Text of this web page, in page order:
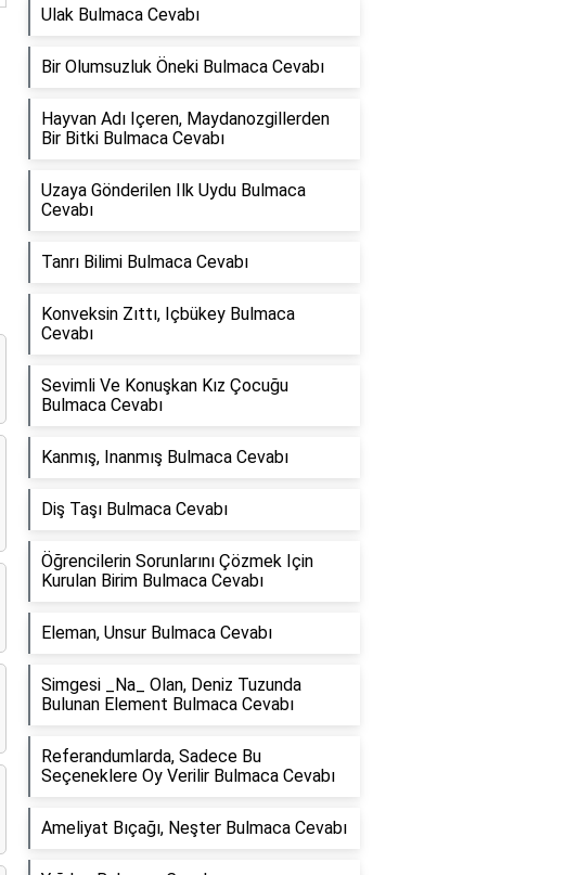
Ulak Bulmaca Cevabı
Bir Olumsuzluk Öneki Bulmaca Cevabı
Hayvan Adı Içeren, Maydanozgillerden
Bir Bitki Bulmaca Cevabı
Uzaya Gönderilen Ilk Uydu Bulmaca
Cevabı
Tanrı Bilimi Bulmaca Cevabı
Konveksin Zıttı, Içbükey Bulmaca
Cevabı
Sevimli Ve Konuşkan Kız Çocuğu
Bulmaca Cevabı
Kanmış, Inanmış Bulmaca Cevabı
Diş Taşı Bulmaca Cevabı
Öğrencilerin Sorunlarını Çözmek Için
Kurulan Birim Bulmaca Cevabı
Eleman, Unsur Bulmaca Cevabı
Simgesi _Na_ Olan, Deniz Tuzunda
Bulunan Element Bulmaca Cevabı
Referandumlarda, Sadece Bu
Seçeneklere Oy Verilir Bulmaca Cevabı
Ameliyat Bıçağı, Neşter Bulmaca Cevabı